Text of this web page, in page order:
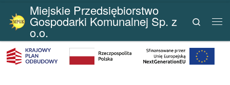
Przejdź do treści
Miejskie Przedsiębiorstwo
Gospodarki Komunalnej Sp. z
o.o.
Search